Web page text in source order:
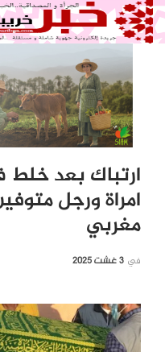
ارتباك بعد
امراة ورجل
مغربي
في 3 غشت 2025